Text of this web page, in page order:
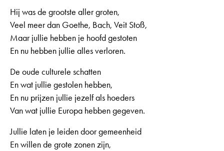
Hij was de grootste aller groten,
Veel meer dan Goethe, Bach, Veit Stoß,
Maar jullie hebben je hoofd gestoten
En nu hebben jullie alles verloren.
De oude culturele schatten
En wat jullie gestolen hebben,
En nu prijzen jullie jezelf als hoeders
Van wat jullie Europa hebben gegeven.
Jullie laten je leiden door gemeenheid
En willen de grote zonen zijn,